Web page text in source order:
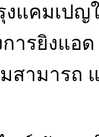
งแคมเป
ารยิงแอ
สามารถ